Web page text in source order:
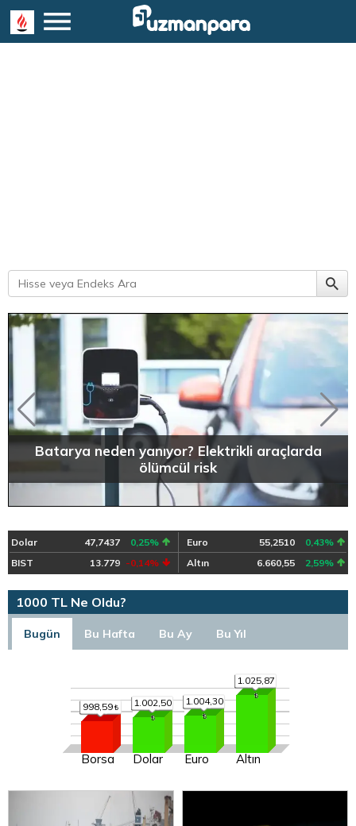
Batarya neden yanıyor? Elektrikli araçlarda
ölümcül risk
Dolar 47,7437 0,25% Euro 55,2510
0,43%
BIST
13.779 -0,14% Altın 6.660,55 2,59%
1000 TL Ne Oldu?
Bugün Bu Hafta Bu Ay Bu Yıl
998,59
Borsa
1.002,50
Dolar
1.004,30
Euro
1.025,87
Altın